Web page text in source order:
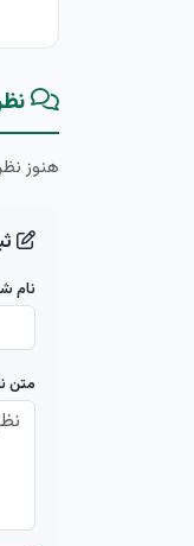
هنوز
نام
متن